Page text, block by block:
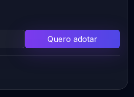
Quero adotar